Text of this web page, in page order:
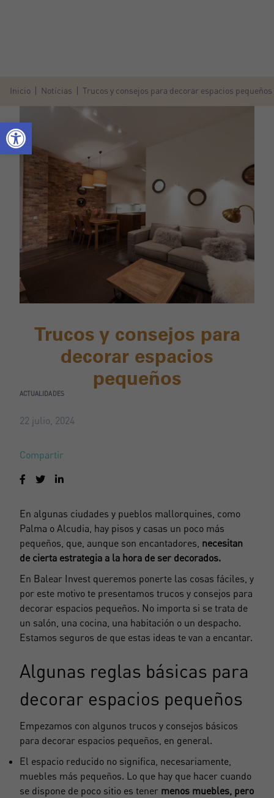
Inicio Notícias Trucos y consejos para decorar espacios pequeños
Trucos y consejos para
decorar espacios
pequeños
ACTUALIDADES
22 julio, 2024
Compartir
En algunas ciudades y pueblos mallorquines, como
Palma o Alcudia, hay pisos y casas un poco más
pequeños, que, aunque son encantadores, necesitan
de cierta estrategia a la hora de ser decorados.
En Balear Invest queremos ponerte las cosas fáciles, y
por este motivo te presentamos trucos y consejos para
decorar espacios pequeños. No importa si se trata de
un salón, una cocina, una habitación o un despacho.
Estamos seguros de que estas ideas te van a encantar.
Algunas reglas básicas para
decorar espacios pequeños
Empezamos con algunos trucos y consejos básicos
para decorar espacios pequeños, en general.
El espacio reducido no significa, necesariamente,
muebles más pequeños. Lo que hay que hacer cuando
se dispone de poco sitio es tener menos muebles, pero